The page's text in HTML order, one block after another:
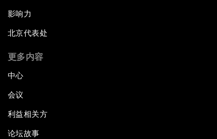
影响力
北京代表处
更多内容
中心
会议
利益相关方
论坛故事